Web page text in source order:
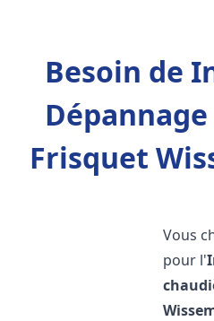
Besoin de
Frisquet
Vous
pour l'